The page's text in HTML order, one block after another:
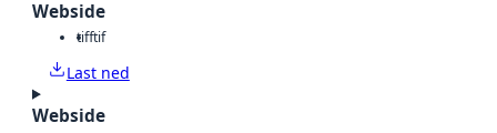
Webside
tifftif
Last ned
Webside